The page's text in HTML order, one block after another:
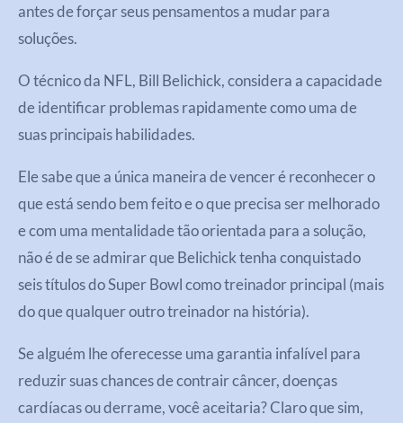
antes de forçar seus pensamentos a mudar para
soluções.
O técnico da NFL, Bill Belichick, considera a capacidade
de identificar problemas rapidamente como uma de
suas principais habilidades.
Ele sabe que a única maneira de vencer é reconhecer o
que está sendo bem feito e o que precisa ser melhorado
e com uma mentalidade tão orientada para a solução,
não é de se admirar que Belichick tenha conquistado
seis títulos do Super Bowl como treinador principal (mais
do que qualquer outro treinador na história).
Se alguém lhe oferecesse uma garantia infalível para
reduzir suas chances de contrair câncer, doenças
cardíacas ou derrame, você aceitaria? Claro que sim,